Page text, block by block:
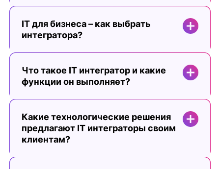
IT для бизнеса – как выбрать
интегратора?
Что такое IT интегратор и какие
функции он выполняет?
Какие технологические решения
предлагают IT интеграторы своим
клиентам?